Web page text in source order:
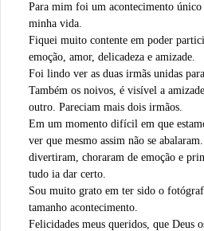
Para mim foi um acontecimento
minha vida.
Fiquei muito contente em poder
emoção, amor, delicadeza e amizade.
Foi lindo ver as duas irmãs unidas
Também os noivos, é visível a
outro. Pareciam mais dois irmãos.
Em um momento difícil em que
ver que mesmo assim não se
divertiram, choraram de emoção e
tudo ia dar certo.
Sou muito grato em ter sido o
tamanho acontecimento.
Felicidades meus queridos, que Deus